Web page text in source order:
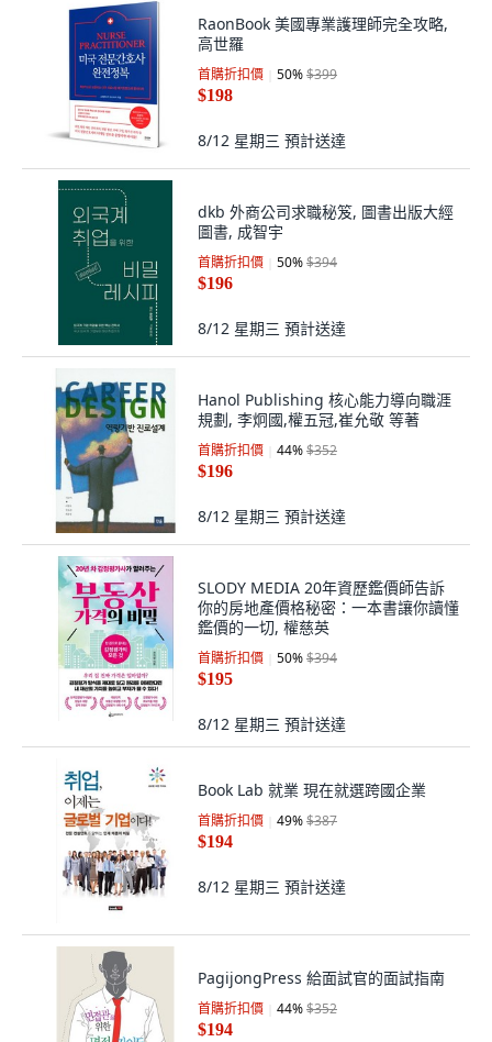
RaonBook 美國專業護理師完全攻略,
高世羅
首購折扣價 50%$399
$198
8/12 星期三 預計送達
dkb 外商公司求職秘笈, 圖書出版大經
圖書, 成智宇
首購折扣價 50%$394
$196
8/12 星期三 預計送達
Hanol Publishing 核心能力導向職涯
規劃, 李炯國,權五冠,崔允敬 等著
首購折扣價 44%$352
$196
8/12 星期三 預計送達
SLODY MEDIA 20年資歷鑑價師告訴
你的房地產價格秘密：一本書讓你讀懂
鑑價的一切, 權慈英
首購折扣價 50%$394
$195
8/12 星期三 預計送達
Book Lab 就業 現在就選跨國企業
首購折扣價 49%$387
$194
8/12 星期三 預計送達
PagijongPress 給面試官的面試指南
首購折扣價 44%$352
$194